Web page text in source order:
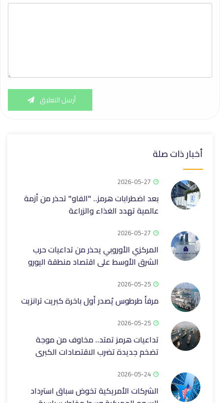
أرسل التعليق
أخبار ذات صلة
2026-05-27
بعد اضطرابات هرمز.. "الفاو" تحذر من أزمة
عالمية تهدد الغذاء والزراعة
2026-05-27
المركزي الأوروبي يحذر من تداعيات حرب
الشرق الأوسط على اقتصاد منطقة اليورو
2026-05-25
مرفأ طرطوس يُصدر أول باخرة كبريت ترانزيت
2026-05-25
تداعيات هرمز تمتد.. مخاوف من موجة
تضخم جديدة تضرب الاقتصادات الكبرى
2026-05-24
الشركات الأمريكية تخوض سباق استرداد